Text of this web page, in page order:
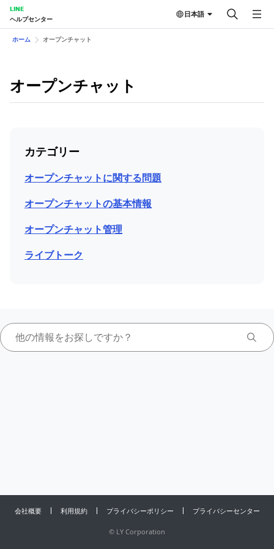
LINE
ヘルプセンター
日本語
ホーム オープンチャット
オープンチャット
カテゴリー
オープンチャットに関する問題
オープンチャットの基本情報
オープンチャット管理
ライブトーク
会社概要 利用規約 プライバシーポリシー プライバシーセンター
© LY Corporation